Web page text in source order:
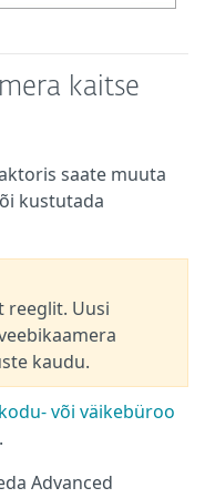
kaitse
saate muuta
kustutada
reeglit. Uusi
kaudu.
või väikebüroo
.
Advanced